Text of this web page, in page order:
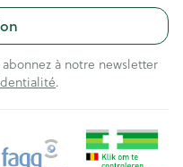
à notre newsletter
.